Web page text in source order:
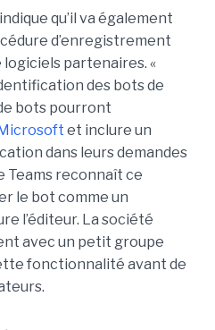
qu’il va également
d’enregistrement
partenaires. «
des bots de
bots pourront
Microsoft et inclure un
dans leurs demandes
Teams reconnaît ce
le bot comme un
l’éditeur. La société
avec un petit groupe
fonctionnalité avant de